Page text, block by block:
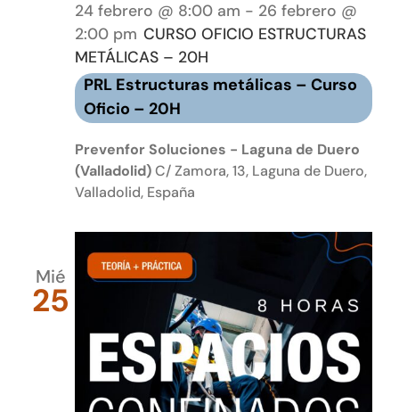
24 febrero @ 8:00 am - 26 febrero @
2:00 pm CURSO OFICIO ESTRUCTURAS
METÁLICAS – 20H
PRL Estructuras metálicas – Curso
Oficio – 20H
Prevenfor Soluciones - Laguna de Duero
(Valladolid)C/ Zamora, 13, Laguna de Duero,
Valladolid, España
Mié
25